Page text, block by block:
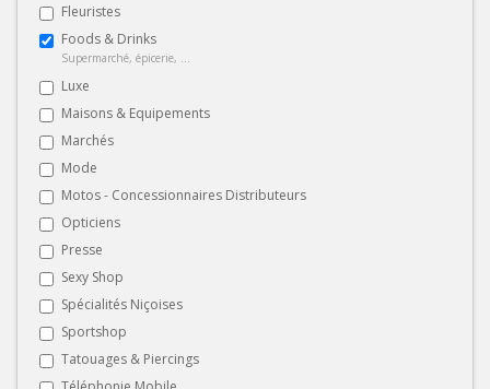
Fleuristes
Foods & Drinks
Supermarché, épicerie, ...
Luxe
Maisons & Equipements
Marchés
Mode
Motos - Concessionnaires Distributeurs
Opticiens
Presse
Sexy Shop
Spécialités Niçoises
Sportshop
Tatouages & Piercings